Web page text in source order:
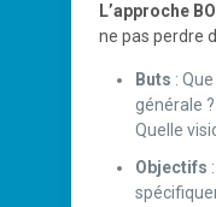
L’approche
ne pas perdre
Buts :
générale
Quelle
Objectifs